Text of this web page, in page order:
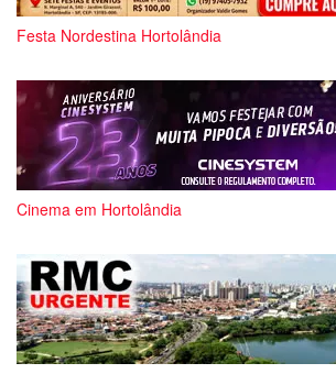
Festa Nordestina Hortolândia
Cinema em Hortolândia